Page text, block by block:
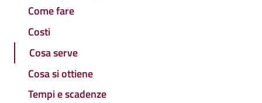
Come fare
Costi
Cosa serve
Cosa si ottiene
Tempi e scadenze